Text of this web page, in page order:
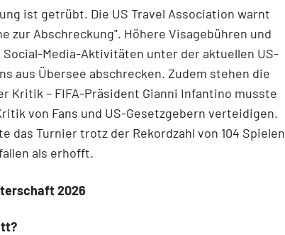
ist getrübt. Die US Travel Association warnt
zur Abschreckung". Höhere Visagebühren und
Media-Aktivitäten unter der aktuellen US-
aus Übersee abschrecken. Zudem stehen die
Kritik – FIFA-Präsident Gianni Infantino musste
von Fans und US-Gesetzgebern verteidigen.
das Turnier trotz der Rekordzahl von 104 Spielen
als erhofft.
2026